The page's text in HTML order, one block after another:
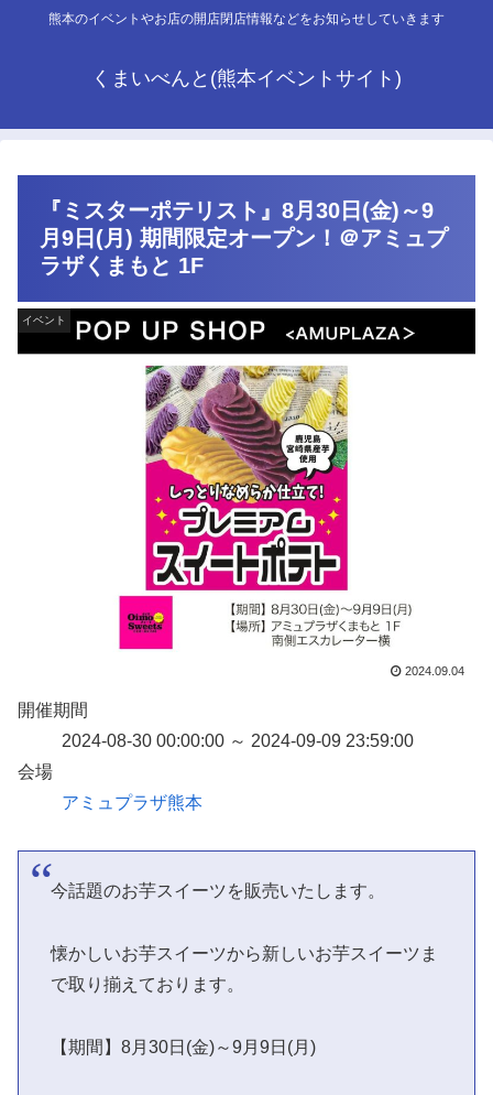
熊本のイベントやお店の開店閉店情報などをお知らせしていきます
くまいべんと(熊本イベントサイト)
『ミスターポテリスト』8月30日(金)～9
月9日(月) 期間限定オープン！＠アミュプ
ラザくまもと 1F
イベント
2024.09.04
開催期間
2024-08-30 00:00:00 ～ 2024-09-09 23:59:00
会場
アミュプラザ熊本
今話題のお芋スイーツを販売いたします。
懐かしいお芋スイーツから新しいお芋スイーツま
で取り揃えております。
【期間】8月30日(金)～9月9日(月)